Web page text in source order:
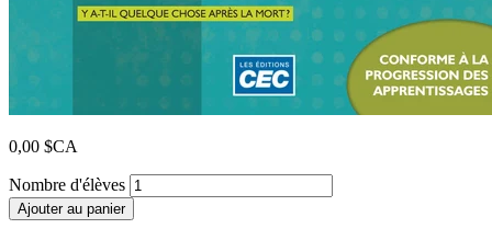
0,00 $CA
Nombre d'élèves
Ajouter au panier